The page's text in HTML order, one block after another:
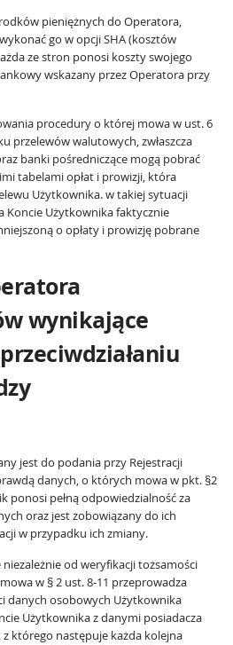
pieniężnych do Operatora,
go w opcji SHA (kosztów
ze stron ponosi koszty swojego
wskazany przez Operatora przy
procedury o której mowa w ust. 6
przelewów walutowych, zwłaszcza
banki pośredniczące mogą pobrać
tabelami opłat i prowizji, która
Użytkownika. w takiej sytuacji
Koncie Użytkownika faktycznie
o opłaty i prowizję pobrane
wynikające
jest do podania przy Rejestracji
danych, o których mowa w pkt. §2
ponosi pełną odpowiedzialność za
oraz jest zobowiązany do ich
w przypadku ich zmiany.
od weryfikacji tożsamości
w § 2 ust. 8-11 przeprowadza
danych osobowych Użytkownika
Użytkownika z danymi posiadacza
którego następuje każda kolejna